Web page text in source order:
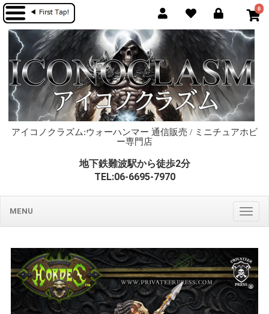
0
アイコノクラズム:ウォーハンマー 通信販売 / ミニチュアホビ
ー専門店
地下鉄難波駅から徒歩2分
TEL:06-6695-7970
MENU